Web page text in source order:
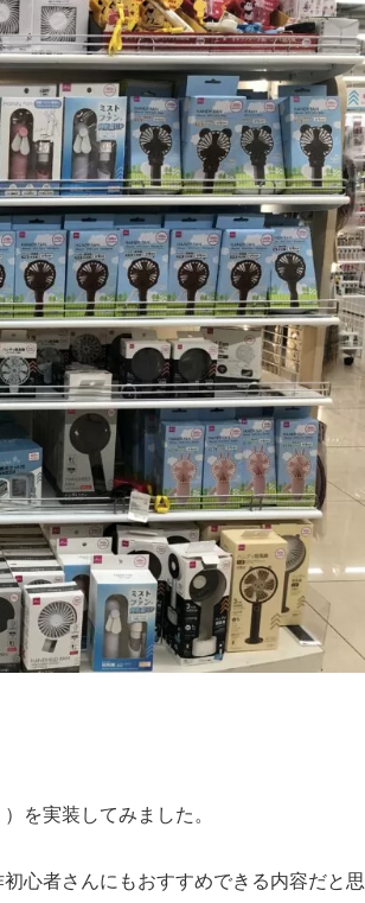
を実装してみました。
心者さんにもおすすめできる内容だと思